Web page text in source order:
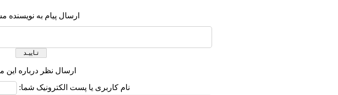
ارسال پیام به نویسنده
ارسال نظر درباره این
نام کاربری یا پست الکترونیک شما: